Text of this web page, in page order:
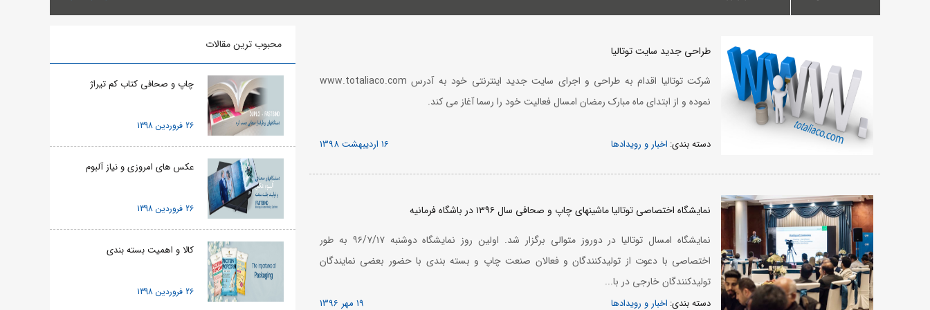
طراحی جدید سایت توتالیا
شرکت توتالیا اقدام به طراحی و اجرای سایت جدید اینترنتی خود به آدرس www.totaliaco.com
نموده و از ابتدای ماه مبارک رمضان امسال فعالیت خود را رسما آغاز می کند.
دسته بندی: اخبار و رویدادها 16 اردیبهشت 1398
نمایشگاه اختصاصی توتالیا ماشینهای چاپ و صحافی سال ۱۳۹۶ در باشگاه فرمانیه
نمایشگاه امسال توتالیا در دوروز متوالی برگزار شد. اولین روز نمایشگاه دوشنبه ۹۶/۷/۱۷ به طور
اختصاصی با دعوت از تولیدکنندگان و فعالان صنعت چاپ و بسته بندی با حضور بعضی نمایندگان
تولیدکنندگان خارجی در با...
دسته بندی: اخبار و رویدادها 19 مهر 1396
محبوب ترین مقالات
چاپ و صحافی کتاب کم تیراژ
26 فروردین 1398
عکس های امروزی و نیاز آلبوم
26 فروردین 1398
کالا و اهمیت بسته بندی
26 فروردین 1398